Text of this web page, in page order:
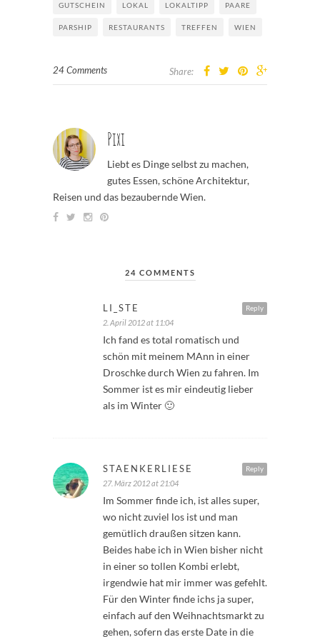
GUTSCHEIN LOKAL LOKALTIPP PAARE
PARSHIP RESTAURANTS TREFFEN WIEN
24 Comments Share:
Pixi
Liebt es Dinge selbst zu machen,
gutes Essen, schöne Architektur,
Reisen und das bezaubernde Wien.
24 COMMENTS
Reply
LI_STE
2. April 2012 at 11:04
Ich fand es total romatisch und
schön mit meinem MAnn in einer
Droschke durch Wien zu fahren. Im
Sommer ist es mir eindeutig lieber
als im Winter 🙂
Reply
STAENKERLIESE
27. März 2012 at 21:04
Im Sommer finde ich, ist alles super,
wo nicht zuviel los ist und man
gemütlich draußen sitzen kann.
Beides habe ich in Wien bisher nicht
in einer so tollen Kombi erlebt,
irgendwie hat mir immer was gefehlt.
Für den Winter finde ichs ja super,
einfach auf den Weihnachtsmarkt zu
gehen, sofern das erste Date in die